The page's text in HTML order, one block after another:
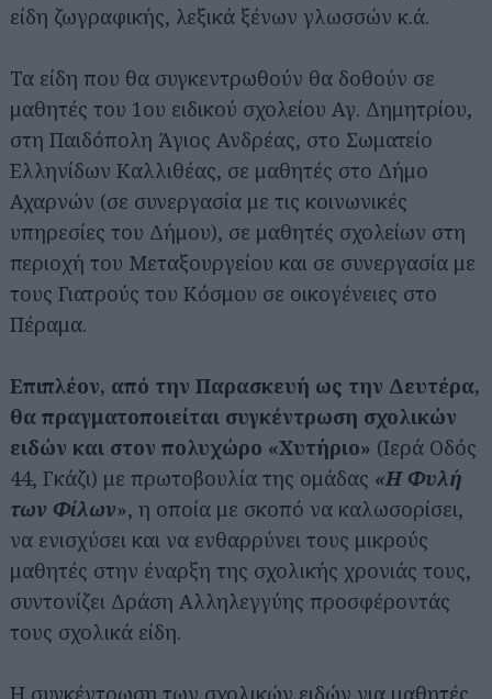
είδη ζωγραφικής, λεξικά ξένων γλωσσών κ.ά.
Τα είδη που θα συγκεντρωθούν θα δοθούν σε
μαθητές του 1ου ειδικού σχολείου Αγ. Δημητρίου,
στη Παιδόπολη Άγιος Ανδρέας, στο Σωματείο
Ελληνίδων Καλλιθέας, σε μαθητές στο Δήμο
Αχαρνών (σε συνεργασία με τις κοινωνικές
υπηρεσίες του Δήμου), σε μαθητές σχολείων στη
περιοχή του Μεταξουργείου και σε συνεργασία με
τους Γιατρούς του Κόσμου σε οικογένειες στο
Πέραμα.
Επιπλέον, από την Παρασκευή ως την Δευτέρα,
θα πραγματοποιείται συγκέντρωση σχολικών
ειδών και στον πολυχώρο «Χυτήριο» (Ιερά Οδός
44, Γκάζι) με πρωτοβουλία της ομάδας «Η Φυλή
των Φίλων», η οποία με σκοπό να καλωσορίσει,
να ενισχύσει και να ενθαρρύνει τους μικρούς
μαθητές στην έναρξη της σχολικής χρονιάς τους,
συντονίζει Δράση Αλληλεγγύης προσφέροντάς
τους σχολικά είδη.
Η συγκέντρωση των σχολικών ειδών για μαθητές